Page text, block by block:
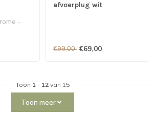
-
afvoerplug wit
€99,00 €69,00
Toon 1- 12van 15
Toon meer